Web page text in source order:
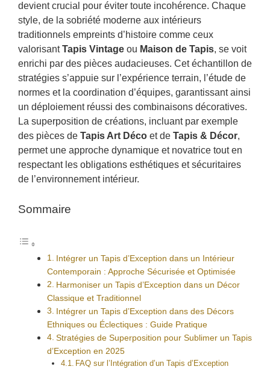
devient crucial pour éviter toute incohérence. Chaque
style, de la sobriété moderne aux intérieurs
traditionnels empreints d’histoire comme ceux
valorisantTapis Vintage ou Maison de Tapis, se voit
enrichi par des pièces audacieuses. Cet échantillon de
stratégies s’appuie sur l’expérience terrain, l’étude de
normes et la coordination d’équipes, garantissant ainsi
un déploiement réussi des combinaisons décoratives.
La superposition de créations, incluant par exemple
des pièces de Tapis Art Déco et de Tapis & Décor,
permet une approche dynamique et novatrice tout en
respectant les obligations esthétiques et sécuritaires
de l’environnement intérieur.
Sommaire
Intégrer un Tapis d’Exception dans un Intérieur
Contemporain : Approche Sécurisée et Optimisée
Harmoniser un Tapis d’Exception dans un Décor
Classique et Traditionnel
Intégrer un Tapis d’Exception dans des Décors
Ethniques ou Éclectiques : Guide Pratique
Stratégies de Superposition pour Sublimer un Tapis
d’Exception en 2025
FAQ sur l’Intégration d’un Tapis d’Exception